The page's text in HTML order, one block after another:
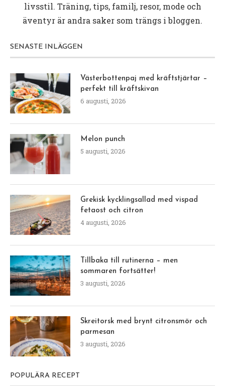
livsstil. Träning, tips, familj, resor, mode och
äventyr är andra saker som trängs i bloggen.
SENASTE INLÄGGEN
Västerbottenpaj med kräftstjärtar –
perfekt till kräftskivan
6 augusti, 2026
Melon punch
5 augusti, 2026
Grekisk kycklingsallad med vispad
fetaost och citron
4 augusti, 2026
Tillbaka till rutinerna – men
sommaren fortsätter!
3 augusti, 2026
Skreitorsk med brynt citronsmör och
parmesan
3 augusti, 2026
POPULÄRA RECEPT